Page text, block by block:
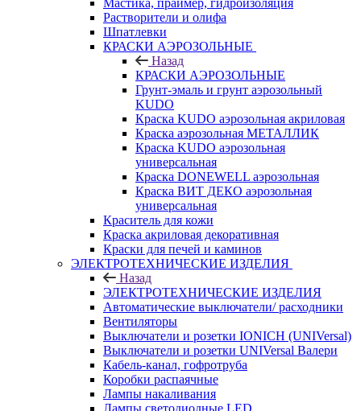
Мастика, праймер, гидроизоляция
Растворители и олифа
Шпатлевки
КРАСКИ АЭРОЗОЛЬНЫЕ
Назад
КРАСКИ АЭРОЗОЛЬНЫЕ
Грунт-эмаль и грунт аэрозольный
KUDO
Краска KUDO аэрозольная акриловая
Краска аэрозольная МЕТАЛЛИК
Краска KUDO аэрозольная
универсальная
Краска DONEWELL аэрозольная
Краска ВИТ ДЕКО аэрозольная
универсальная
Краситель для кожи
Краска акриловая декоративная
Краски для печей и каминов
ЭЛЕКТРОТЕХНИЧЕСКИЕ ИЗДЕЛИЯ
Назад
ЭЛЕКТРОТЕХНИЧЕСКИЕ ИЗДЕЛИЯ
Автоматические выключатели/ расходники
Вентиляторы
Выключатели и розетки IONICH (UNIVersal)
Выключатели и розетки UNIVersal Валери
Кабель-канал, гофротруба
Коробки распаячные
Лампы накаливания
Лампы светодиодные LED